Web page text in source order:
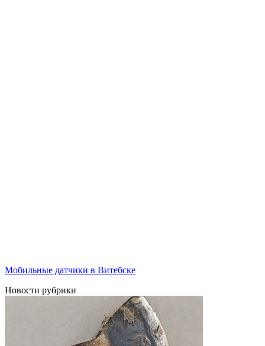
Мобильные датчики в Витебске
Новости рубрики